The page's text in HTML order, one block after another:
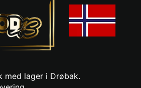
med lager i Drøbak.